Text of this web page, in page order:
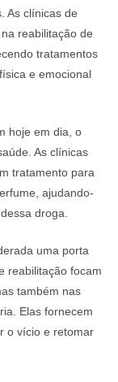
As clínicas de
reabilitação de
tratamentos
e emocional
hoje em dia, o
As clínicas
tratamento para
ajudando-
droga.
uma porta
reabilitação focam
também nas
Elas fornecem
o vício e retomar